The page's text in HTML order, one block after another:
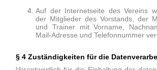
Auf der Internetseite des Vereins
der Mitglieder des Vorstands, der
und Trainer mit Vorname,
Mail-Adresse und Telefonnummer
§ 4 Zuständigkeiten für die